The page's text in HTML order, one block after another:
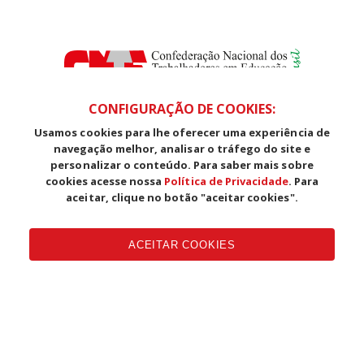
SDS, Edifício Venâncio III, Salas 101/106
CEP: 70393-902 - Brasília - DF
Telefone (61) 3225-1003 - E-mail cnte@cnte.org.br
Trabalhadores(as) na Base
CONFIGURAÇÃO DE COOKIES:
Usamos cookies para lhe oferecer uma experiência de
navegação melhor, analisar o tráfego do site e
personalizar o conteúdo. Para saber mais sobre
cookies acesse nossa Política de Privacidade. Para
aceitar, clique no botão "aceitar cookies".
ACEITAR COOKIES